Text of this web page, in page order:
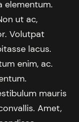
elementum.
ut ac,
Volutpat
lacus.
enim, ac.
mauris
Amet,